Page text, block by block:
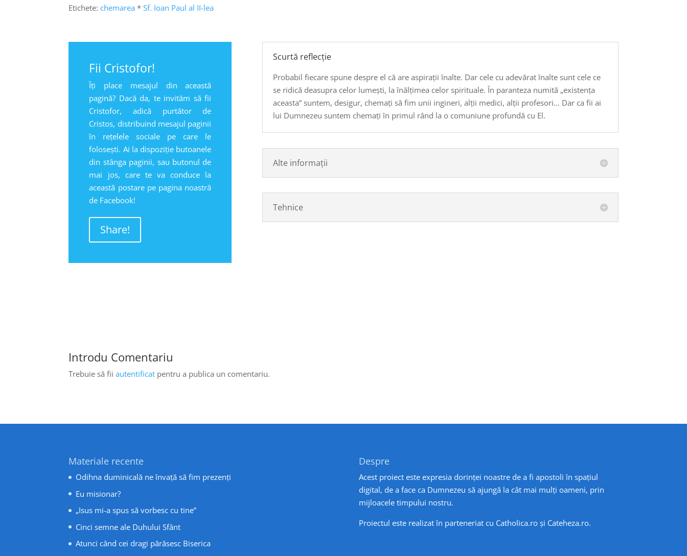
Etichete:chemarea *Sf. Ioan Paul al II-lea
Fii Cristofor!
Îți place mesajul din această
pagină? Dacă da, te invităm să fii
Cristofor, adică purtător de
Cristos, distribuind mesajul paginii
în rețelele sociale pe care le
folosești. Ai la dispoziție butoanele
din stânga paginii, sau butonul de
mai jos, care te va conduce la
această postare pe pagina noastră
de Facebook!
Share!
Scurtă reflecție
Probabil fiecare spune despre el că are aspirații înalte. Dar cele cu adevărat înalte sunt cele ce
se ridică deasupra celor lumești, la înălțimea celor spirituale. În paranteza numită „existența
aceasta” suntem, desigur, chemați să fim unii ingineri, alții medici, alții profesori… Dar ca fii ai
lui Dumnezeu suntem chemați în primul rând la o comuniune profundă cu El.
Alte informații
Tehnice
Introdu Comentariu
Trebuie să fiiautentificat pentru a publica un comentariu.
Materiale recente
Odihna duminicală ne învață să fim prezenți
Eu misionar?
„Isus mi-a spus să vorbesc cu tine”
Cinci semne ale Duhului Sfânt
Atunci când cei dragi părăsesc Biserica
Despre
Acest proiect este expresia dorinței noastre de a fi apostoli în spațiul
digital, de a face ca Dumnezeu să ajungă la cât mai mulți oameni, prin
mijloacele timpului nostru.
Proiectul este realizat în parteneriat cu Catholica.roși Cateheza.ro.